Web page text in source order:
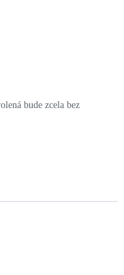
bude zcela bez